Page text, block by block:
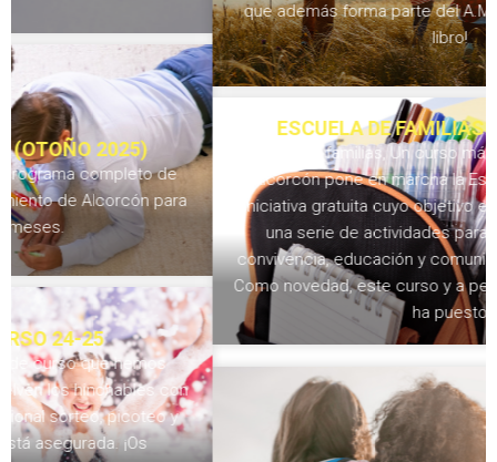
que además forma parte del A.M.P.A. ¡No os perdáis su
libro!
ESCUELA DE FAMILIAS (OTOÑO 2024)
Queridas familias, Un curso más, el Ayuntamiento de
Alcorcón pone en marcha la Escuela de familias, una
iniciativa gratuita cuyo objetivo es ofrecer a las familias
una serie de actividades para ayudar a mejorar la
convivencia, educación y comunicación con los peques.
Como novedad, este curso y a petición de las familias, se
ha puesto